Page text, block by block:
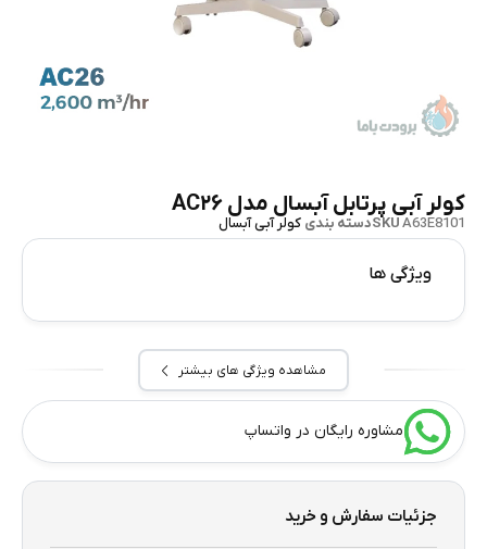
کولر آبی پرتابل آبسال مدل AC۲۶
SKUA63E8101 دسته بندی کولر آبی آبسال
ویژگی ها
مشاهده ویژگی های بیشتر
مشاوره رایگان در واتساپ
جزئیات سفارش و خرید